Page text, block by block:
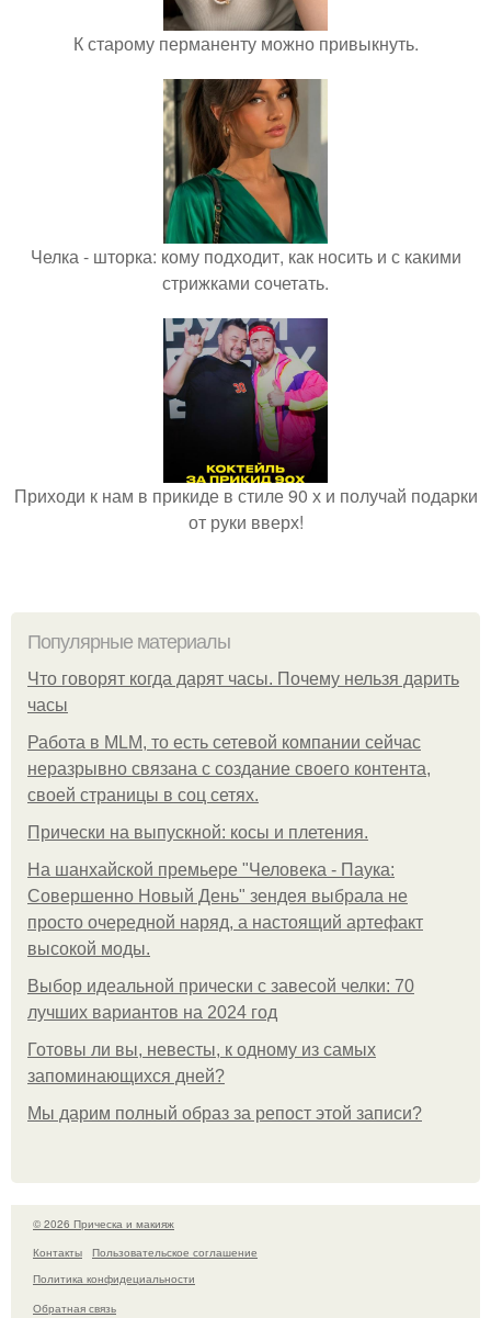
К старому перманенту можно привыкнуть.
Челка - шторка: кому подходит, как носить и с какими
стрижками сочетать.
Приходи к нам в прикиде в стиле 90 х и получай подарки
от руки вверх!
Популярные материалы
Что говорят когда дарят часы. Почему нельзя дарить
часы
Работа в MLM, то есть сетевой компании сейчас
неразрывно связана с создание своего контента,
своей страницы в соц сетях.
Прически на выпускной: косы и плетения.
На шанхайской премьере "Человека - Паука:
Совершенно Новый День" зендея выбрала не
просто очередной наряд, а настоящий артефакт
высокой моды.
Выбор идеальной прически с завесой челки: 70
лучших вариантов на 2024 год
Готовы ли вы, невесты, к одному из самых
запоминающихся дней?
Мы дарим полный образ за репост этой записи?
© 2026 Прическа и макияж
Контакты
Пользовательское соглашение
Политика конфидециальности
Обратная связь